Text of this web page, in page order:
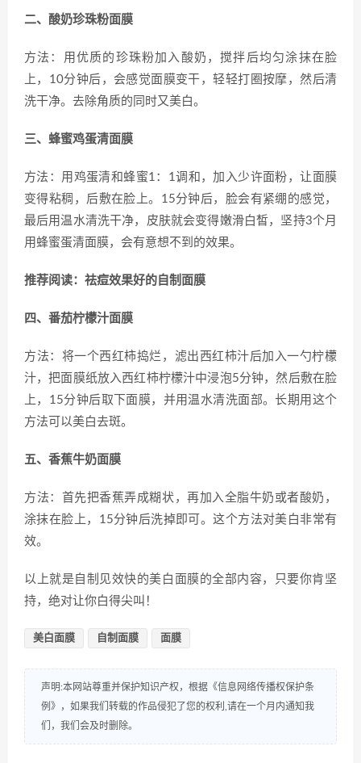
二、酸奶珍珠粉面膜
方法：用优质的珍珠粉加入酸奶，搅拌后均匀涂抹在脸
上，10分钟后，会感觉面膜变干，轻轻打圈按摩，然后清
洗干净。去除角质的同时又美白。
三、蜂蜜鸡蛋清面膜
方法：用鸡蛋清和蜂蜜1：1调和，加入少许面粉，让面膜
变得粘稠，后敷在脸上。15分钟后，脸会有紧绷的感觉，
最后用温水清洗干净，皮肤就会变得嫩滑白皙，坚持3个月
用蜂蜜蛋清面膜，会有意想不到的效果。
推荐阅读：祛痘效果好的自制面膜
四、番茄柠檬汁面膜
方法：将一个西红柿捣烂，滤出西红柿汁后加入一勺柠檬
汁，把面膜纸放入西红柿柠檬汁中浸泡5分钟，然后敷在脸
上，15分钟后取下面膜，并用温水清洗面部。长期用这个
方法可以美白去斑。
五、香蕉牛奶面膜
方法：首先把香蕉弄成糊状，再加入全脂牛奶或者酸奶，
涂抹在脸上，15分钟后洗掉即可。这个方法对美白非常有
效。
以上就是自制见效快的美白面膜的全部内容，只要你肯坚
持，绝对让你白得尖叫！
美白面膜 自制面膜 面膜
声明:本网站尊重并保护知识产权，根据《信息网络传播权保护条
例》，如果我们转载的作品侵犯了您的权利,请在一个月内通知我
们，我们会及时删除。